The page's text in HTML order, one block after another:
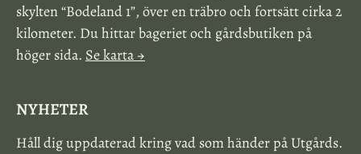
skylten “Bodeland 1”, över en träbro och fortsätt cirka 2
kilometer. Du hittar bageriet och gårdsbutiken på
höger sida. Se karta →
NYHETER
Håll dig uppdaterad kring vad som händer på Utgårds.